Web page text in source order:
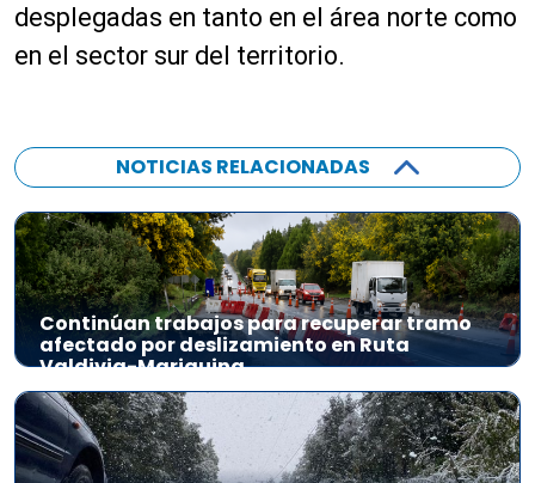
desplegadas en tanto en el área norte como
en el sector sur del territorio.
NOTICIAS RELACIONADAS
Continúan trabajos para recuperar tramo
afectado por deslizamiento en Ruta
Valdivia-Mariquina